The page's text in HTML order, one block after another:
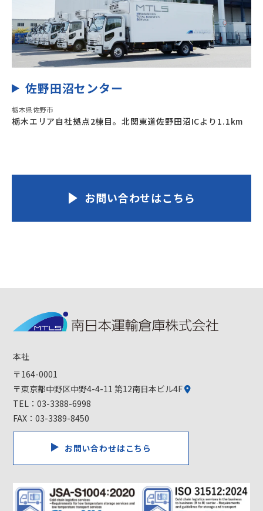
佐野田沼センター
栃木県佐野市
栃木エリア自社拠点2棟目。北関東道佐野田沼ICより1.1km
お問い合わせはこちら
本社
〒164-0001
〒東京都中野区中野4-4-11 第12南日本ビル4F
TEL：03-3388-6998
FAX：03-3389-8450
お問い合わせはこちら